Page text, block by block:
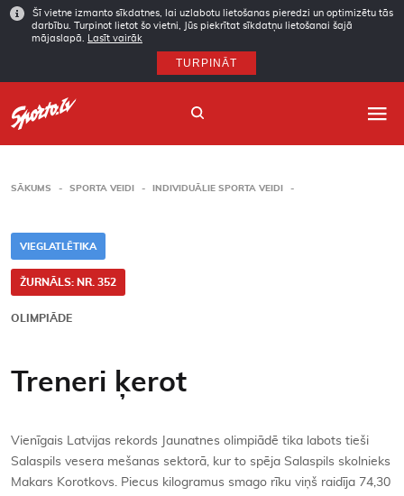
Šī vietne izmanto sīkdatnes, lai uzlabotu lietošanas pieredzi un optimizētu tās
darbību. Turpinot lietot šo vietni, Jūs piekrītat sīkdatņu lietošanai šajā
mājaslapā.
Lasīt vairāk
TURPINĀT
Abonēšana
Kontakti
SĀKUMS SPORTA VEIDI INDIVIDUĀLIE SPORTA VEIDI
VIEGLATLĒTIKA
ŽURNĀLS: NR. 352
OLIMPIĀDE
Treneri ķerot
Vienīgais Latvijas rekords Jaunatnes olimpiādē tika labots tieši
Salaspils vesera mešanas sektorā, kur to spēja Salaspils skolnieks
Makars Korotkovs. Piecus kilogramus smago rīku viņš raidīja 74,30